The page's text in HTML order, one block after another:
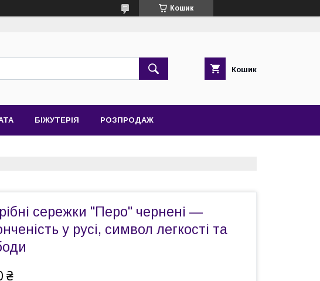
Кошик
Кошик
БІЖУТЕРІЯ РОЗПРОДАЖ
сережки "Перо" чернені —
у русі, символ легкості та
₴